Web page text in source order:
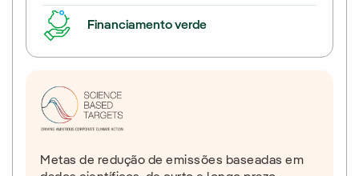
Financiamento verde
Metas de redução de emissões baseadas em